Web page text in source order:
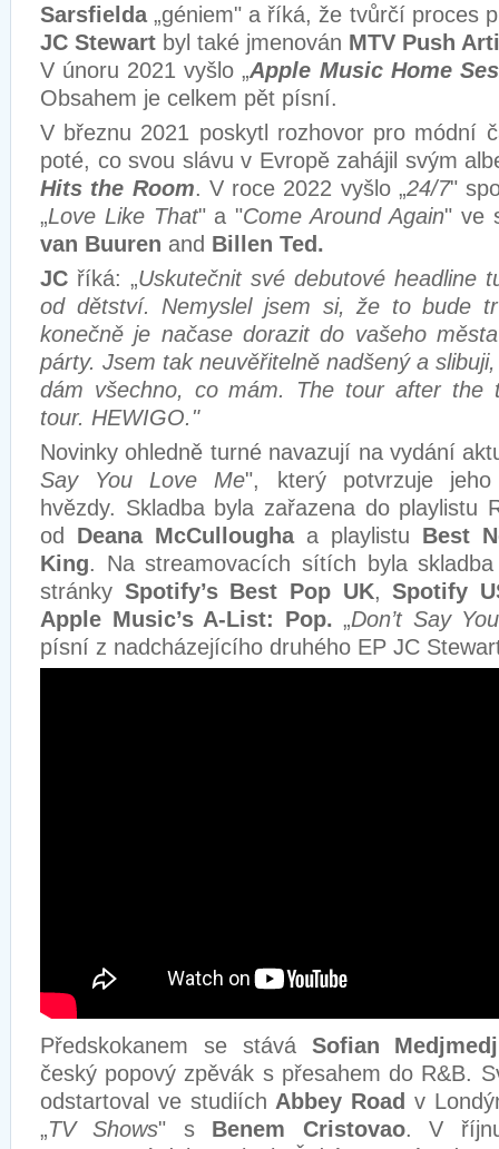
Sarsfielda„géniem" a říká, že tvůrčí proces
JC Stewart byl také jmenován MTV Push
V únoru 2021 vyšlo „Apple Music Home
Obsahem je celkem pět písní.
V březnu 2021 poskytl rozhovor pro módní
poté, co svou slávu v Evropě zahájil svým
Hits the Room. V roce 2022 vyšlo „24/7"
„Love Like That" a "Come Around Again" ve
van Buuren and Billen Ted.
JC říká: „Uskutečnit své debutové headline
od dětství. Nemyslel jsem si, že to bude
konečně je načase dorazit do vašeho
párty. Jsem tak neuvěřitelně nadšený a
dám všechno, co mám. The tour after the
tour. HEWIGO."
Novinky ohledně turné navazují na vydání
Say You Love Me", který potvrzuje jeho
hvězdy. Skladba byla zařazena do playlistu
od Deana McCulloughaa playlistu Best
King. Na streamovacích sítích byla
stránky Spotify’s Best Pop UK,Spotify
Apple Music’s A-List: Pop. „Don’t Say
písní z nadcházejícího druhého EP JC
Předskokanem se stává Sofian
český popový zpěvák s přesahem do R&B.
odstartoval ve studiích Abbey Road v
„TV Shows" s Benem Cristovao. V